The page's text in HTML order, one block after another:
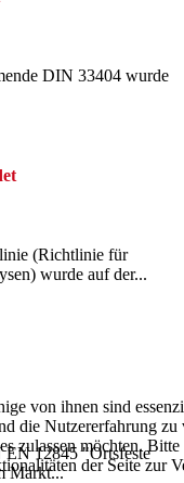
DIN 33404 wurde
(Richtlinie für
wurde auf der...
EN 12845 "Ortsfeste
Markt...
von ihnen sind
die Nutzererfahrung
zulassen möchten.
der Seite zur